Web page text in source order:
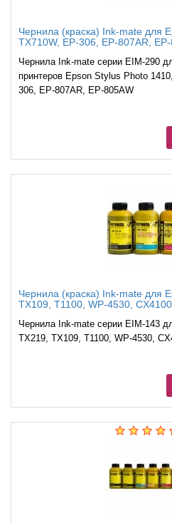
Чернила (краска) Ink-mate для
TX710W, EP-306, EP-807AR,
Чернила Ink-mate серии EIM-290
принтеров Epson Stylus Photo
306, EP-807AR, EP-805AW
Чернила (краска) Ink-mate для
TX109, T1100, WP-4530,
Чернила Ink-mate серии EIM-143
TX219, TX109, T1100, WP-4530,